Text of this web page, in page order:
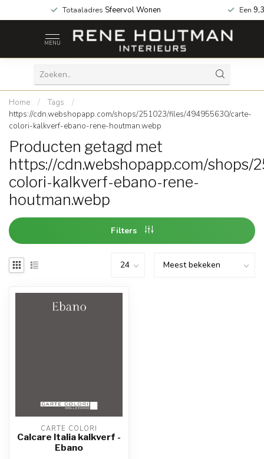
Totaaladres Sfeervol Wonen Een
MENU
Home / Tags
/
https://cdn.webshopapp.com/shops/251023/files/494955630/carte-
colori-kalkverf-ebano-rene-houtman.webp
Producten getagd met
https://cdn.webshopapp.com/
colori-kalkverf-ebano-rene-
houtman.webp
Filters
CARTE COLORI
Calcare Italia kalkverf -
Ebano